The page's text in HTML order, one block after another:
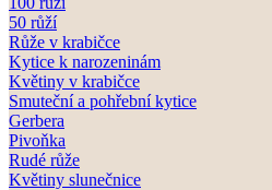
50 růží
Růže v krabičce
Kytice k narozeninám
Květiny v krabičce
Smuteční a pohřební kytice
Gerbera
Pivoňka
Rudé růže
Květiny slunečnice